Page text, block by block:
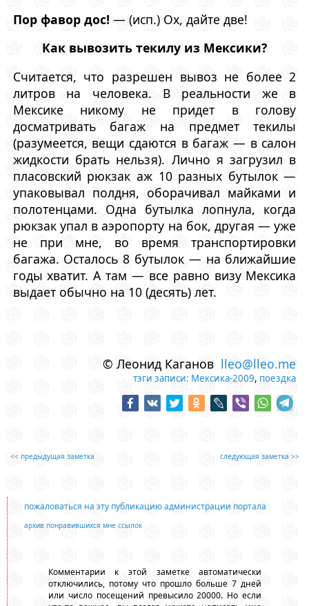
Пор фавор дос! — (исп.) Ох, дайте две!
Как вывозить текилу из Мексики?
Считается, что разрешен вывоз не более 2
литров на человека. В реальности же в
Мексике никому не придет в голову
досматривать багаж на предмет текилы
(разумеется, вещи сдаются в багаж — в салон
жидкости брать нельзя). Лично я загрузил в
пласовский рюкзак аж 10 разных бутылок —
упаковывал полдня, оборачивал майками и
полотенцами. Одна бутылка лопнула, когда
рюкзак упал в аэропорту на бок, другая — уже
не при мне, во время транспортировки
багажа. Осталось 8 бутылок — на ближайшие
годы хватит. А там — все равно визу Мексика
выдает обычно на 10 (десять) лет.
© Леонид Каганов lleo@lleo.me
тэги записи: Мексика-2009, поездка
<< предыдущая заметка следующая заметка >>
пожаловаться на эту публикацию администрации портала
архив понравившихся мне ссылок
Комментарии к этой заметке автоматически
отключились, потому что прошло больше 7 дней
или число посещений превысило 20000. Но если